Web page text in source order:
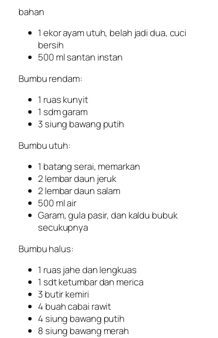
bahan
1 ekor ayam utuh, belah jadi dua, cuci
bersih
500 ml santan instan
Bumbu rendam:
1 ruas kunyit
1 sdm garam
3 siung bawang putih
Bumbu utuh:
1 batang serai, memarkan
2 lembar daun jeruk
2 lembar daun salam
500 ml air
Garam, gula pasir, dan kaldu bubuk
secukupnya
Bumbu halus:
1 ruas jahe dan lengkuas
1 sdt ketumbar dan merica
3 butir kemiri
4 buah cabai rawit
4 siung bawang putih
8 siung bawang merah